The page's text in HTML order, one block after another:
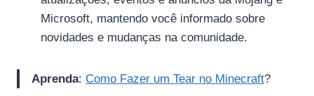
Microsoft, mantendo você informado sobre
novidades e mudanças na comunidade.
Aprenda: Como Fazer um Tear no Minecraft?